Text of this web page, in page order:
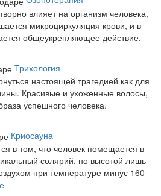
влияет на организм человека,
микроциркуляция крови, и в
общеукрепляющее действие.
Трихология
настоящей трагедией как для
Красивые и ухоженные волосы,
успешного человека.
Криосауна
в том, что человек помещается в
солярий, но высотой лишь
при температуре минус 160